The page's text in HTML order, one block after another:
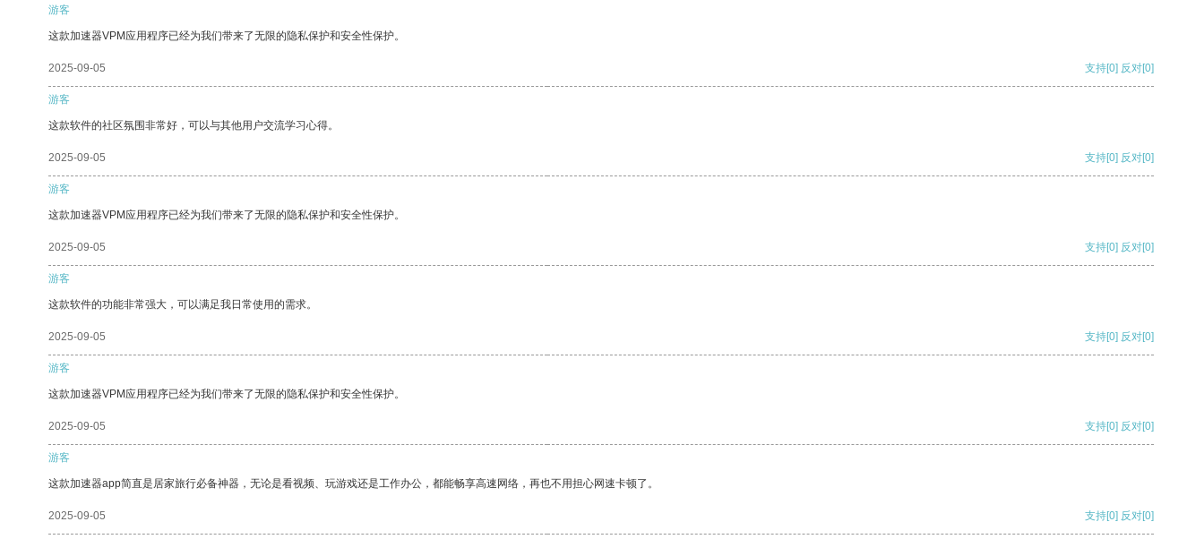
游客
这款加速器VPM应用程序已经为我们带来了无限的隐私保护和安全性保护。
2025-09-05 支持[0] 反对[0]
游客
这款软件的社区氛围非常好，可以与其他用户交流学习心得。
2025-09-05 支持[0] 反对[0]
游客
这款加速器VPM应用程序已经为我们带来了无限的隐私保护和安全性保护。
2025-09-05 支持[0] 反对[0]
游客
这款软件的功能非常强大，可以满足我日常使用的需求。
2025-09-05 支持[0] 反对[0]
游客
这款加速器VPM应用程序已经为我们带来了无限的隐私保护和安全性保护。
2025-09-05 支持[0] 反对[0]
游客
这款加速器app简直是居家旅行必备神器，无论是看视频、玩游戏还是工作办公，都能畅享高速网络，再也不用担心网速卡顿了。
2025-09-05 支持[0] 反对[0]